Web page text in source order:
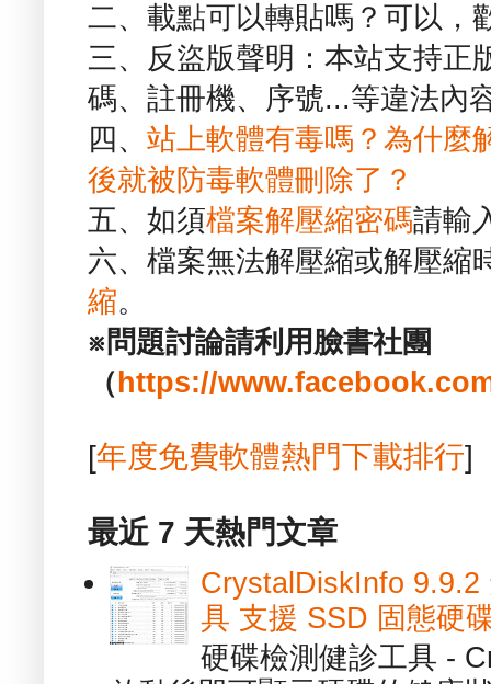
二、載點可以轉貼嗎？可以，
三、反盜版聲明：本站支持正
碼、註冊機、序號...等違法內
四、 站上軟體有毒嗎？為什麼
後就被防毒軟體刪除了？
五、如須檔案解壓縮密碼請輸
六、檔案無法解壓縮或解壓縮
縮。
※問題討論請利用臉書社團
（ https://
[年度免費軟體熱門下載排行]
最近 7 天熱門文章
CrystalDiskInfo 9.9.2
具 支援 SSD 固態硬
硬碟檢測健診工具 -